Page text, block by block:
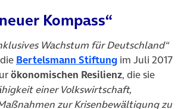
Kompass“
Wachstum für Deutschland“
Bertelsmann Stiftung(öffnet in
im Juli 2017
in neuem Tab)
ökonomischen Resilienz, die sie
einer Volkswirtschaft,
zur Krisenbewältigung zu